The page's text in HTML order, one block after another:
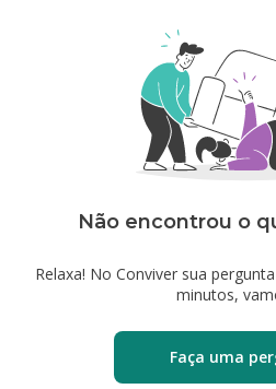
Não encontrou o
Relaxa! No Conviver sua
minutos,
Faça uma